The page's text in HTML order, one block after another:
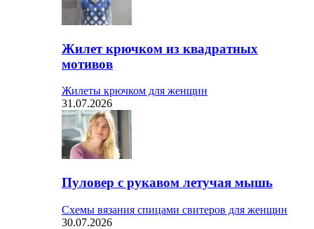
Жилет крючком из квадратных
мотивов
Жилеты крючком для женщин
31.07.2026
Пуловер с рукавом летучая мышь
Схемы вязания спицами свитеров для женщин
30.07.2026